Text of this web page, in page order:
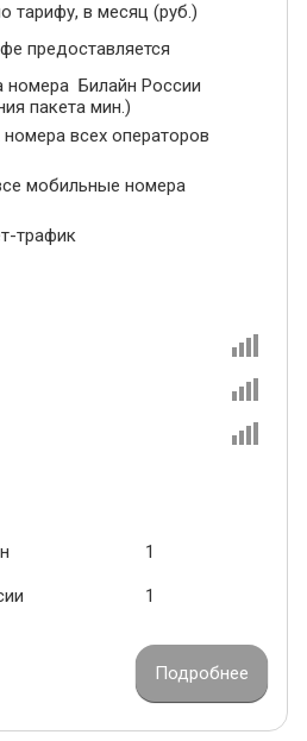
тарифу, в месяц (руб.)
предоставляется
Билайн России
пакета мин.)
всех операторов
мобильные номера
трафик
1
1
Подробнее